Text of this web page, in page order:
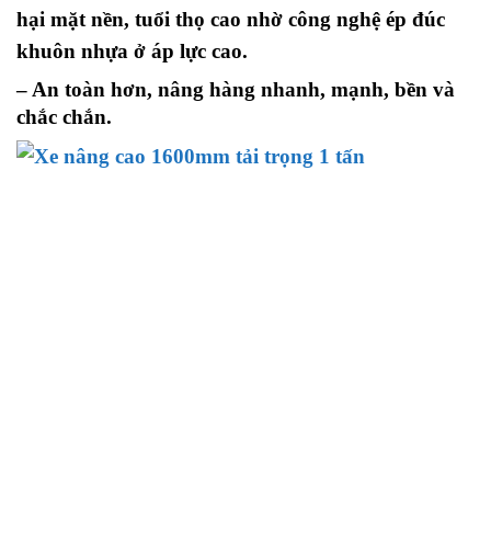
hại mặt nền, tuổi thọ cao nhờ công nghệ ép đúc
khuôn nhựa ở áp lực cao.
– An toàn hơn, nâng hàng nhanh, mạnh, bền và
chắc chắn.